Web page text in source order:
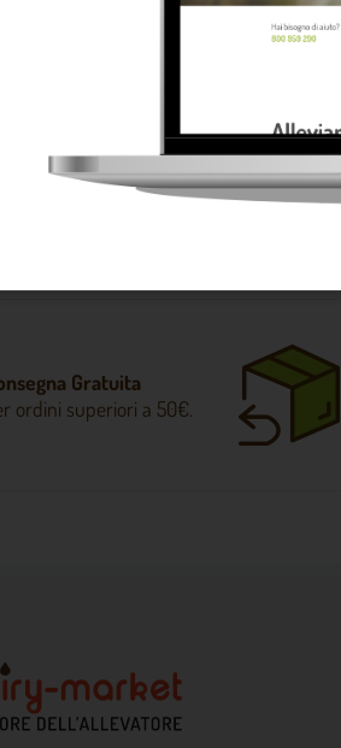
che potrebbero
Gratuita
ordini superiori a 50€.